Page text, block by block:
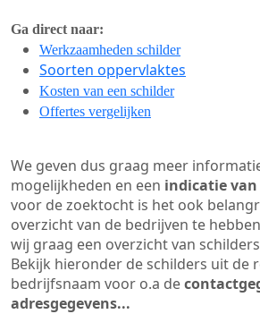
Ga direct naar:
Werkzaamheden schilder
Soorten oppervlaktes
Kosten van een schilder
Offertes vergelijken
We geven dus graag meer
mogelijkheden en een indicatie
voor de zoektocht is het ook
overzicht van de bedrijven te
wij graag een overzicht van
Bekijk hieronder de schilders uit de
bedrijfsnaam voor o.a de
adresgegevens...